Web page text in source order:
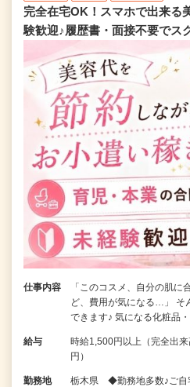
完全在宅OK！スマホで出来る
験歓迎♪履歴書・面接不要でス
仕事内容
「このコスメ、自分の肌に
ど、費用が気になる…」 そ
できます♪ 気になる化粧品
給与
時給1,500円以上（完全出
円）
勤務地
栃木県 ◆勤務地多数♪ご自